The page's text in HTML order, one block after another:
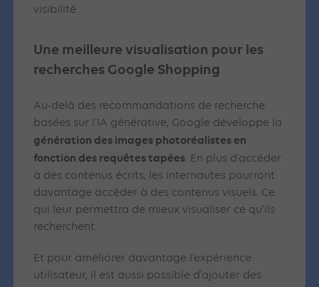
visibilité.
Une meilleure visualisation pour les
recherches Google Shopping
Au-delà des recommandations de recherche
basées sur l’IA générative, Google développe la
génération des images photoréalistes en
fonction des requêtes tapées. En plus d’accéder
à des contenus écrits, les internautes pourront
davantage accéder à des contenus visuels. Ce
qui leur permettra de mieux visualiser ce qu’ils
recherchent.
Et pour améliorer davantage l’expérience
utilisateur, il est aussi possible d’ajouter des